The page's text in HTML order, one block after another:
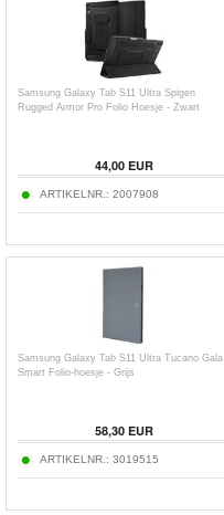
Samsung Galaxy Tab S11 Ultra Spigen
Rugged Armor Pro Folio Hoesje - Zwart
44,00EUR
ARTIKELNR.: 2007908
Samsung Galaxy Tab S11 Ultra Tucano Gala
Smart Folio-hoesje - Grijs
58,30EUR
ARTIKELNR.: 3019515